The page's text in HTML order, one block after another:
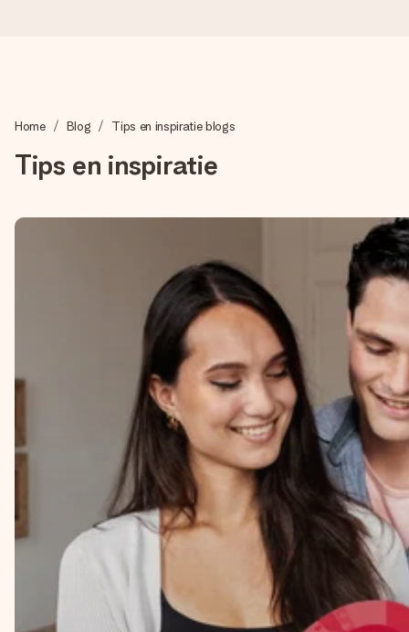
We maken jouw cadeau met zorg en zorgen dat het
Onze cadeaus worden gewaardeerd. Klanten beoordelen
Gratis wenskaartje
Je maakt in een paar stappen iets unieks – met haar naam,
Home Blog Tips en inspiratie blogs
Tips en inspiratie